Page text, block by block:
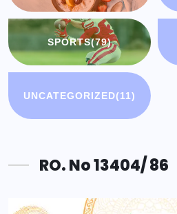
SPORTS(79)
UNCATEGORIZED(11)
RO. No 13404/ 86